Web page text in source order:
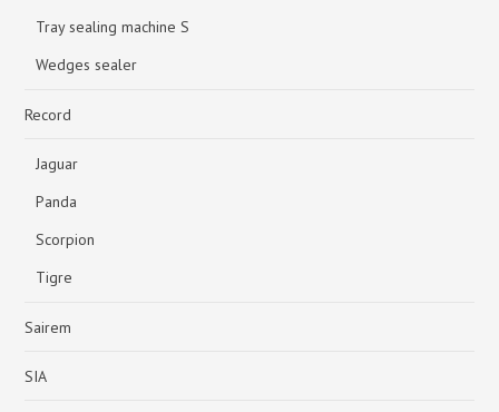
Tray sealing machine S
Wedges sealer
Record
Jaguar
Panda
Scorpion
Tigre
Sairem
SIA